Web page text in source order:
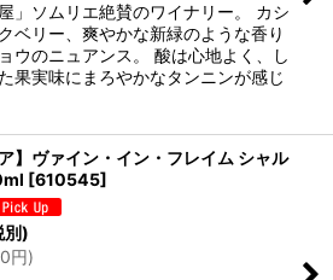
」ソムリエ絶賛のワイナリー。 カシ
ベリー、爽やかな新緑のような香り
ウのニュアンス。 酸は心地よく、し
果実味にまろやかなタンニンが感じ
ア】ヴァイン・イン・フレイム シャル
[610545]
別)
円)